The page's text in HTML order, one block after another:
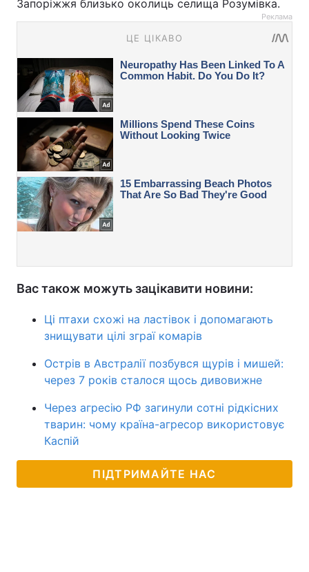
Запоріжжя близько околиць селища Розумівка.
Реклама
Вас також можуть зацікавити новини:
Ці птахи схожі на ластівок і допомагають
знищувати цілі зграї комарів
Острів в Австралії позбувся щурів і мишей:
через 7 років сталося щось дивовижне
Через агресію РФ загинули сотні рідкісних
тварин: чому країна-агресор використовує
Каспій
ПІДТРИМАЙТЕ НАС